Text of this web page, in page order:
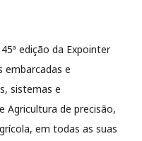
edição da Expointer
embarcadas e
sistemas e
Agricultura de precisão,
em todas as suas